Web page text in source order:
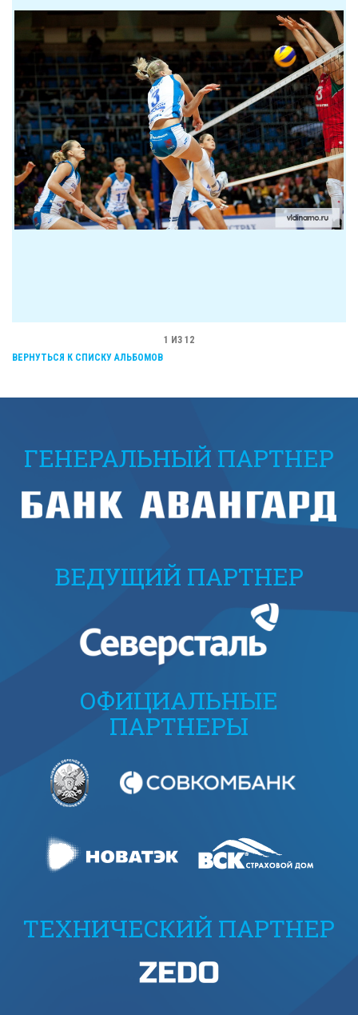
1 ИЗ 12
ВЕРНУТЬСЯ К СПИСКУ АЛЬБОМОВ
ГЕНЕРАЛЬНЫЙ ПАРТНЕР
ВЕДУЩИЙ ПАРТНЕР
ОФИЦИАЛЬНЫЕ
ПАРТНЕРЫ
ТЕХНИЧЕСКИЙ ПАРТНЕР